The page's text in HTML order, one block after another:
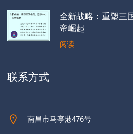
全新战略：重塑三
帝崛起
阅读
联系方式
南昌市马亭港476号